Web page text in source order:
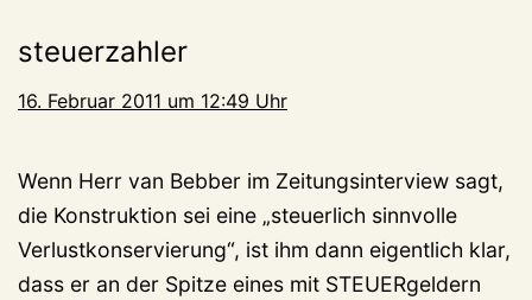
steuerzahler
16. Februar 2011 um 12:49 Uhr
Wenn Herr van Bebber im Zeitungsinterview sagt,
die Konstruktion sei eine „steuerlich sinnvolle
Verlustkonservierung“, ist ihm dann eigentlich klar,
dass er an der Spitze eines mit STEUERgeldern